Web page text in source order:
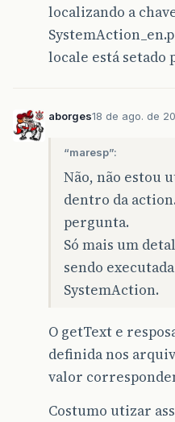
localizando a
locale está setado
aborges18 de ago. de
“maresp”:
Não, não estou
dentro da
pergunta.
Só mais um
sendo
SystemAction.
O getText e
definida nos
valor
Costumo utizar